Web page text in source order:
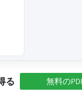
る 無料の